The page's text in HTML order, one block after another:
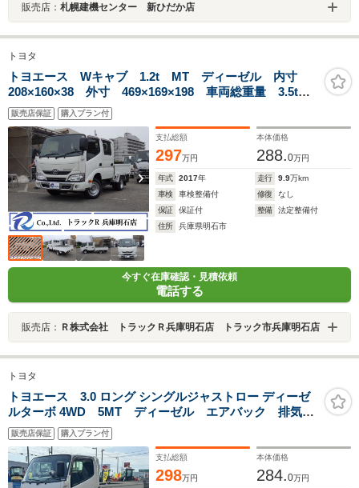
販売店： 札幌建機センター 新ひだか店
トヨタ
トヨエース Wキャブ 1.2t MT ディーゼル 内寸
208×160×38 外寸 469×169×198 車両総重量 3.5t
普通免許 4ナンバー エンジン型式 1KD 3000cc 保
証付 小型 トラック
販売店保証 購入プラン付
支払総額
297万円
本体価格
288.0万円
年式 2017年 走行 9.9万km
車検
車検整備付 修復
なし
保証
保証付 整備
法定整備付
住所
兵庫県明石市
今すぐ在庫確認・見積依頼
電話する
販売店： Ｒ株式会社 トラックＲ兵庫明石店 トラック市兵庫明石店
トヨタ
トヨエース 3.0 ロング シングルジャストロー ディーゼ
ルターボ 4WD 5MT ディーゼル エアバック 排気
3000 シングルタイヤ 荷台三方開き 荷台内寸
3m11cm×1m61cm 検1年
販売店保証 購入プラン付
支払総額
298万円
本体価格
284.0万円